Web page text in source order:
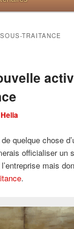
SOUS-TRAITANCE
Helia
quelque chose
officialiser un
mais
.